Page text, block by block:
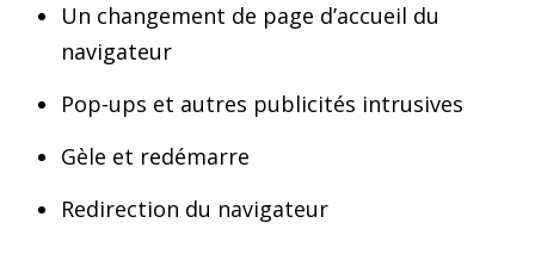
Un changement de page d’accueil du
navigateur
Pop-ups et autres publicités intrusives
Gèle et redémarre
Redirection du navigateur